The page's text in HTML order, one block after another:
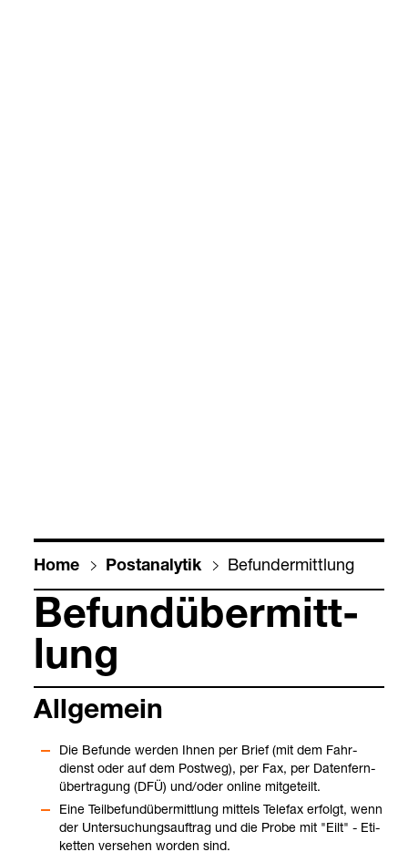
Home Post­ana­ly­tik Befun­d­er­mitt­lung
Befun­d­über­mitt­
lung
All­ge­mein
Die Befunde wer­den Ihnen per Brief (mit dem Fahr­
dienst oder auf dem Post­weg), per Fax, per Daten­fern­
über­tra­gung (DFÜ) und/oder online mit­ge­teilt.
Eine Teil­be­fun­d­über­mitt­lung mit­tels Tele­fax erfolgt, wenn
der Unter­su­chungs­auf­trag und die Probe mit "Eilt" - Eti­
ket­ten ver­se­hen wor­den sind.